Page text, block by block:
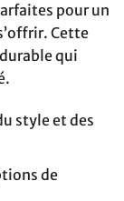
pour un
Cette
qui
style et des
de